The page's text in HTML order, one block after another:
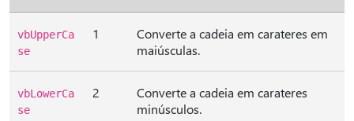
vbUpperCa
se
1
Converte a cadeia em carateres em
maiúsculas.
vbLowerCa
se
2
Converte a cadeia em carateres
minúsculos.